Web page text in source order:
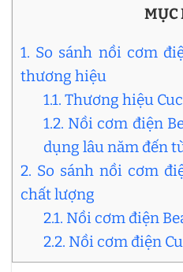
MỤC
1. So sánh nồi cơm
thương hiệu
1.1. Thương hiệu
1.2. Nồi cơm điện
dụng lâu năm đến
2. So sánh nồi cơm
chất lượng
2.1. Nồi cơm điện
2.2. Nồi cơm điện